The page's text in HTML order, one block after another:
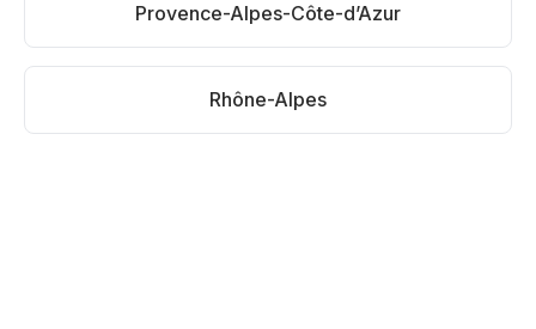
Provence-Alpes-Côte-d’Azur
Rhône-Alpes